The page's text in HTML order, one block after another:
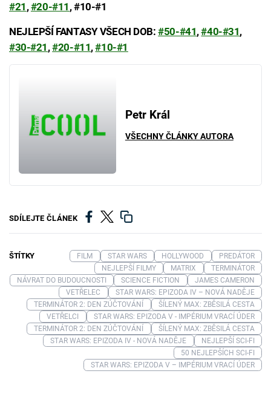
#21 ,#20-#11 , #10-#1
NEJLEPŠÍ FANTASY VŠECH DOB:#50-#41,#40-#31,
#30-#21 ,#20-#11,#10-#1
Petr Král
VŠECHNY ČLÁNKY AUTORA
SDÍLEJTE ČLÁNEK
ŠTÍTKY FILM STAR WARS HOLLYWOOD
PREDÁTOR
NEJLEPŠÍ FILMY
MATRIX
TERMINÁTOR
NÁVRAT DO BUDOUCNOSTI
SCIENCE FICTION
JAMES CAMERON
VETŘELEC
STAR WARS: EPIZODA IV – NOVÁ NADĚJE
TERMINÁTOR 2: DEN ZÚČTOVÁNÍ
ŠÍLENÝ MAX: ZBĚSILÁ CESTA
VETŘELCI
STAR WARS: EPIZODA V - IMPÉRIUM VRACÍ ÚDER
TERMINÁTOR 2: DEN ZÚČTOVÁNÍ
ŠÍLENÝ MAX: ZBĚSILÁ CESTA
STAR WARS: EPIZODA IV - NOVÁ NADĚJE
NEJLEPŠÍ SCI-FI
50 NEJLEPŠÍCH SCI-FI
STAR WARS: EPIZODA V – IMPÉRIUM VRACÍ ÚDER